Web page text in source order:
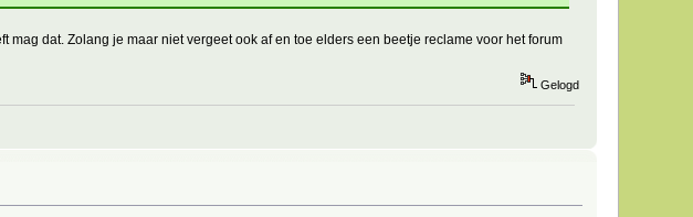
dat. Zolang je maar niet vergeet ook af en toe elders een beetje reclame voor het forum
Gelogd